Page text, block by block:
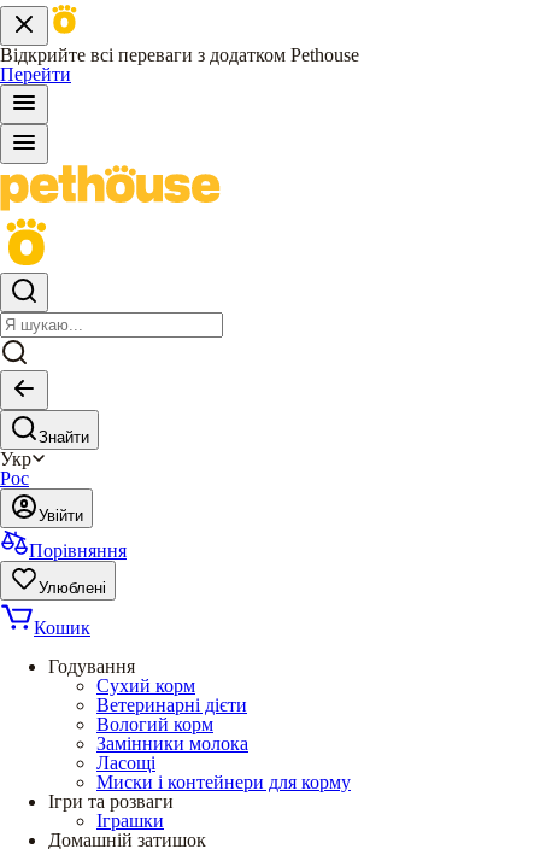
Відкрийте всі переваги з додатком Pethouse
Перейти
Знайти
Укр
Рос
Увійти
Порівняння
Улюблені
Кошик
Годування
Сухий корм
Ветеринарні дієти
Вологий корм
Замінники молока
Ласощі
Миски і контейнери для корму
Ігри та розваги
Іграшки
Домашній затишок